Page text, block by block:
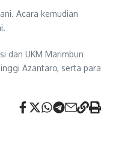
Acara kemudian
dan UKM Marimbun
Azantaro, serta para